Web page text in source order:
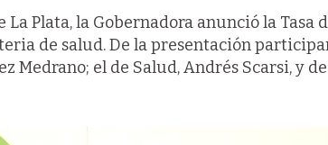
La Plata, la Gobernadora anunció la
de salud. De la presentación
Medrano; el de Salud, Andrés Scarsi, y